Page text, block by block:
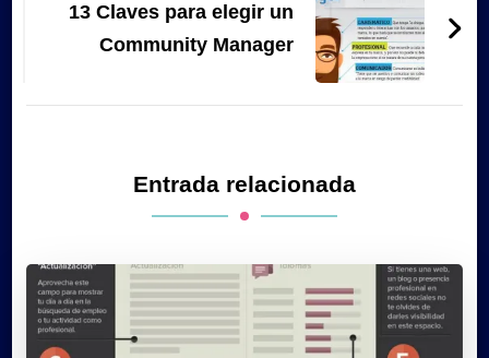
13 Claves para elegir un
Community Manager
Entrada relacionada